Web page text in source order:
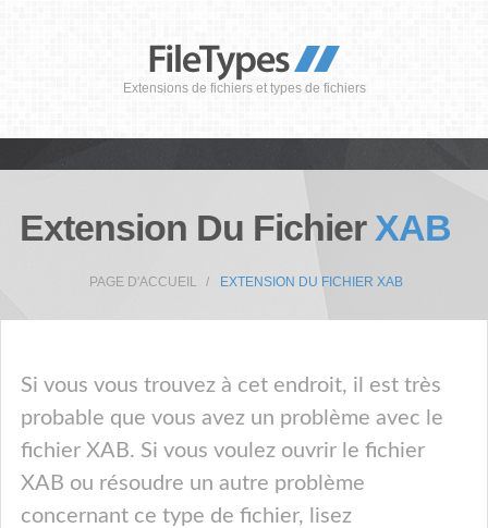
Extensions de fichiers et types de fichiers
Extension Du Fichier XAB
PAGE D'ACCUEIL EXTENSION DU FICHIER XAB
Si vous vous trouvez à cet endroit, il est très
probable que vous avez un problème avec le
fichier XAB. Si vous voulez ouvrir le fichier
XAB ou résoudre un autre problème
concernant ce type de fichier, lisez